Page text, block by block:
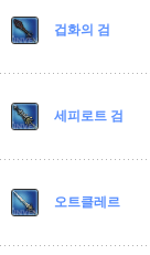
겁화의 검
세피로트 검
오트클레르